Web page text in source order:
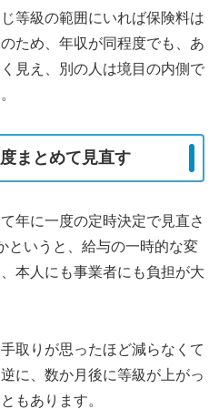
等級の範囲にいれば保険料は
ため、年収が同程度でも、あ
見え、別の人は境目の内側で
まとめて見直す
年に一度の定時決定で見直さ
というと、給与の一時的な変
本人にも事業者にも負担が大
取りが思ったほど減らなくて
に、数か月後に等級が上がっ
もあります。